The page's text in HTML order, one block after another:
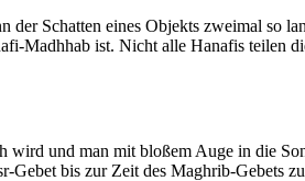
Schatten eines Objekts zweimal so
Madhhab ist. Nicht alle Hanafis
und man mit bloßem Auge in die
bis zur Zeit des Maghrib-Gebets